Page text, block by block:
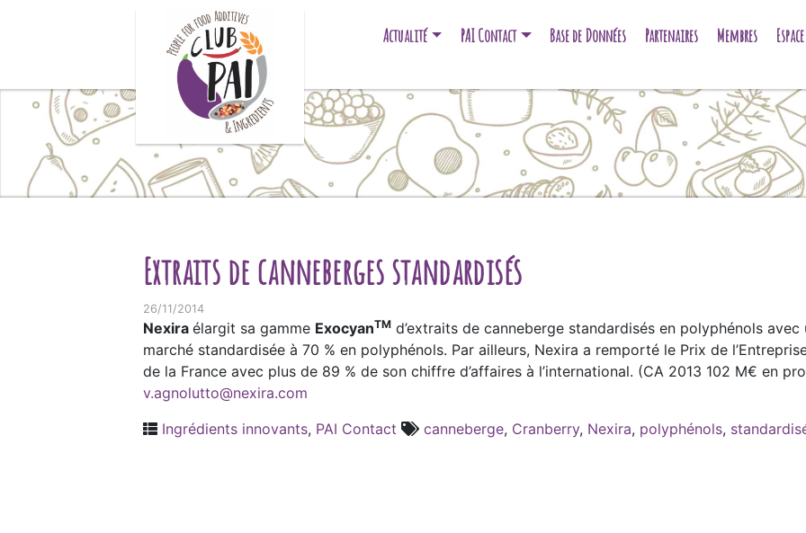
Actualité PAI Contact Base de Données Partenaires Membres
Extraits de canneberges standardisés
26/11/2014
Nexira élargit sa gamme ExocyanTM d’extraits de canneberge standardisés en polyphénols
marché standardisée à 70 % en polyphénols. Par ailleurs, Nexira a remporté le Prix de
de la France avec plus de 89 % de son chiffre d’affaires à l’international. (CA 2013 102 M€ en
v.agnolutto@nexira.com
Ingrédients innovants, PAI Contact canneberge, Cranberry, Nexira, polyphénols,